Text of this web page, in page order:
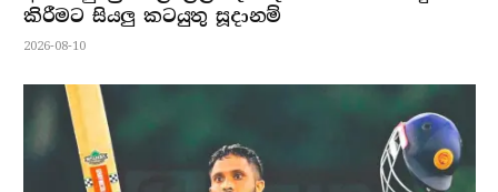
කිරීමට සියලු කටයුතු සූදානම්
2026-08-10